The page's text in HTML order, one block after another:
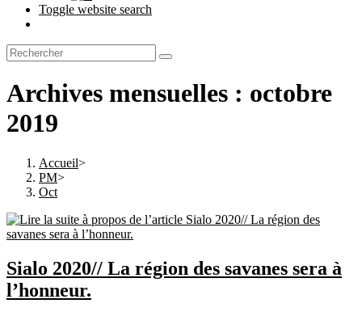
Toggle website search
Archives mensuelles : octobre
2019
Accueil>
PM>
Oct
Sialo 2020// La région des savanes sera à
l’honneur.